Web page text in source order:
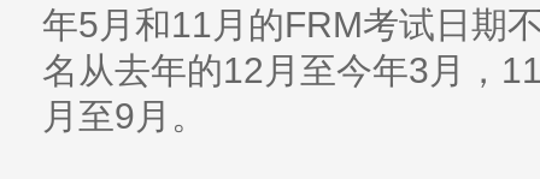
年5月和11月的FRM考试日期
名从去年的12月至今年3月，
月至9月。